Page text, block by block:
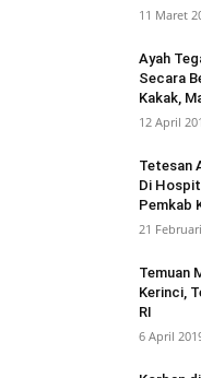
11 Maret
Ayah
Secara
Kakak,
12 April
Tetesan
Di
Pemkab
21
Temuan
Kerinci,
RI
6 April